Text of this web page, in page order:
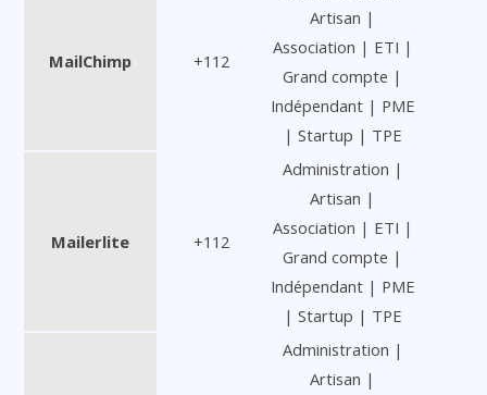
MailChimp +112
Artisan |
Association | ETI |
Grand compte |
Indépendant | PME
| Startup | TPE
Mailerlite +112
Administration |
Artisan |
Association | ETI |
Grand compte |
Indépendant | PME
| Startup | TPE
Administration |
Artisan |